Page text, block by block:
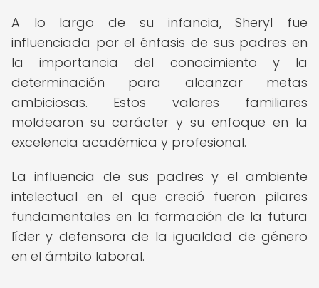
A lo largo de su infancia, Sheryl fue
influenciada por el énfasis de sus padres en
la importancia del conocimiento y la
determinación para alcanzar metas
ambiciosas. Estos valores familiares
moldearon su carácter y su enfoque en la
excelencia académica y profesional.
La influencia de sus padres y el ambiente
intelectual en el que creció fueron pilares
fundamentales en la formación de la futura
líder y defensora de la igualdad de género
en el ámbito laboral.